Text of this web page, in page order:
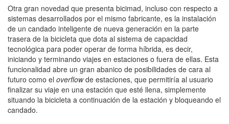
Otra gran novedad que presenta bicimad, incluso con respecto a
sistemas desarrollados por el mismo fabricante, es la instalación
de un candado inteligente de nueva generación en la parte
trasera de la bicicleta que dota al sistema de capacidad
tecnológica para poder operar de forma híbrida, es decir,
iniciando y terminando viajes en estaciones o fuera de ellas. Esta
funcionalidad abre un gran abanico de posibilidades de cara al
futuro como el overflowde estaciones, que permitiría al usuario
finalizar su viaje en una estación que esté llena, simplemente
situando la bicicleta a continuación de la estación y bloqueando el
candado.